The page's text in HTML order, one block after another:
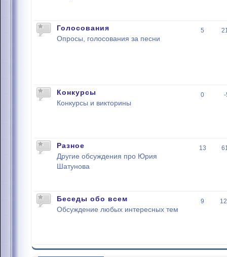
Голосования
Опросы, голосования за песни
5
Конкурсы
Конкурсы и викторины
0
Разное
Другие обсуждения про Юрия
Шатунова
13
Беседы обо всем
Обсуждение любых интересных тем
9